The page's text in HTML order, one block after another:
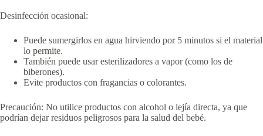
Desinfección ocasional:
Puede sumergirlos en agua hirviendo por 5 minutos si el material
lo permite.
También puede usar esterilizadores a vapor (como los de
biberones).
Evite productos con fragancias o colorantes.
Precaución: No utilice productos con alcohol o lejía directa, ya que
podrían dejar residuos peligrosos para la salud del bebé.